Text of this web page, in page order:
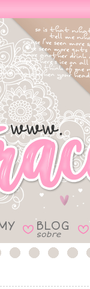
B BLOG
sobre B